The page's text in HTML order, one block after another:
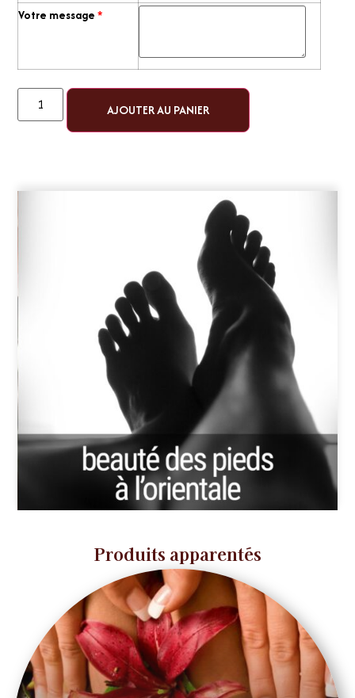
Votre message *
AJOUTER AU PANIER
Produits apparentés